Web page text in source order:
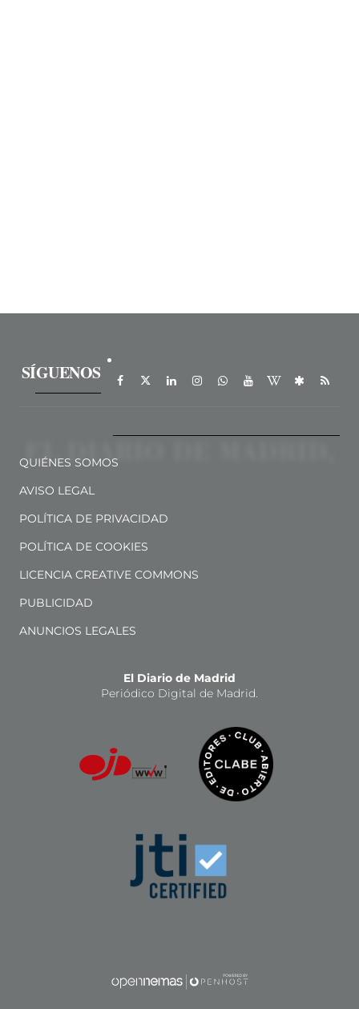
SÍGUENOS
QUIÉNES SOMOS
AVISO LEGAL
POLÍTICA DE PRIVACIDAD
POLÍTICA DE COOKIES
LICENCIA CREATIVE COMMONS
PUBLICIDAD
ANUNCIOS LEGALES
El Diario de Madrid
Periódico Digital de Madrid.